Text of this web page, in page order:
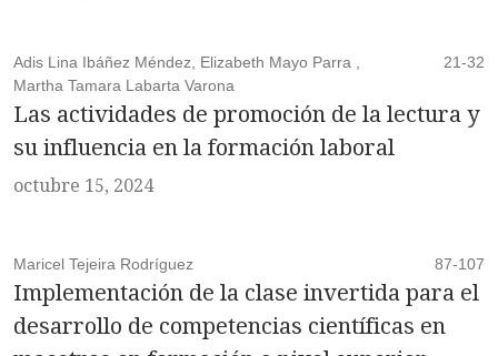
Adis Lina Ibáñez Méndez, Elizabeth Mayo Parra ,
Martha Tamara Labarta Varona
21-32
Las actividades de promoción de la lectura y
su influencia en la formación laboral
octubre 15, 2024
Maricel Tejeira Rodríguez 87-107
Implementación de la clase invertida para el
desarrollo de competencias científicas en